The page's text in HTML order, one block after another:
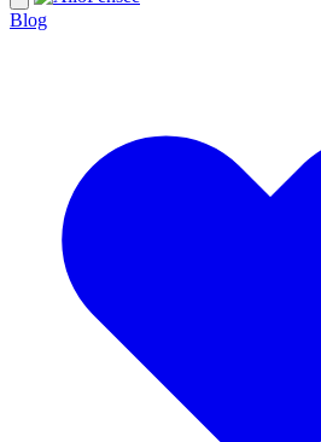
Blog